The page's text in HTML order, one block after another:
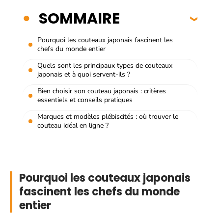
SOMMAIRE
Pourquoi les couteaux japonais fascinent les
chefs du monde entier
Quels sont les principaux types de couteaux
japonais et à quoi servent-ils ?
Bien choisir son couteau japonais : critères
essentiels et conseils pratiques
Marques et modèles plébiscités : où trouver le
couteau idéal en ligne ?
Pourquoi les couteaux japonais
fascinent les chefs du monde
entier